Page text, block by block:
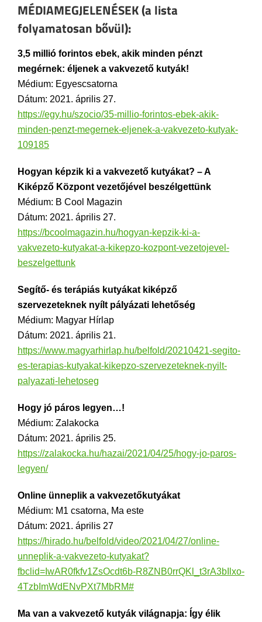
MÉDIAMEGJELENÉSEK (a lista
folyamatosan bővül):
3,5 millió forintos ebek, akik minden pénzt
megérnek: éljenek a vakvezető kutyák!
Médium: Egyescsatorna
Dátum: 2021. április 27.
https://egy.hu/szocio/35-millio-forintos-ebek-akik-
minden-penzt-megernek-eljenek-a-vakvezeto-kutyak-
109185
Hogyan képzik ki a vakvezető kutyákat? – A
Kiképző Központ vezetőjével beszélgettünk
Médium: B Cool Magazin
Dátum: 2021. április 27.
https://bcoolmagazin.hu/hogyan-kepzik-ki-a-
vakvezeto-kutyakat-a-kikepzo-kozpont-vezetojevel-
beszelgettunk
Segítő- és terápiás kutyákat kiképző
szervezeteknek nyílt pályázati lehetőség
Médium: Magyar Hírlap
Dátum: 2021. április 21.
https://www.magyarhirlap.hu/belfold/20210421-segito-
es-terapias-kutyakat-kikepzo-szervezeteknek-nyilt-
palyazati-lehetoseg
Hogy jó páros legyen…!
Médium: Zalakocka
Dátum: 2021. április 25.
https://zalakocka.hu/hazai/2021/04/25/hogy-jo-paros-
legyen/
Online ünneplik a vakvezetőkutyákat
Médium: M1 csatorna, Ma este
Dátum: 2021. április 27
https://hirado.hu/belfold/video/2021/04/27/online-
unneplik-a-vakvezeto-kutyakat?
fbclid=IwAR0fkfv1ZsOcdt6b-R8ZNB0rrQKl_t3rA3bIlxo-
4TzbImWdENvPXt7MbRM#
Ma van a vakvezető kutyák világnapja: Így élik